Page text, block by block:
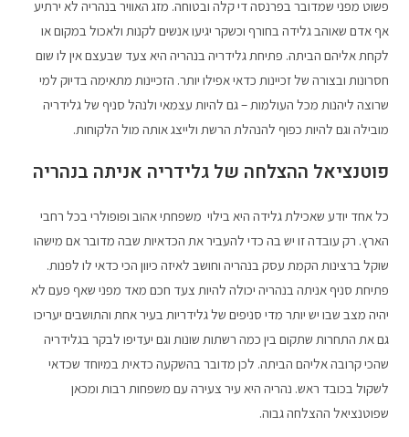
פשוט מפני שמדובר בפרנסה די קלה ובטוחה. מזג האוויר בנהריה לא ירתיע
אף אדם שאוהב גלידה בחורף וכשקר יגיעו אנשים לקנות ולאכול במקום או
לקחת אליהם הביתה. פתיחת גלידריה בנהריה היא צעד שבעצם אין לו שום
חסרונות ובצורה של זכיינות כדאי אפילו יותר. הזכיינות מתאימה בדיוק למי
שרוצה ליהנות מכל העולמות – גם להיות עצמאי ולנהל סניף של גלידריה
מובילה וגם להיות כפוף להנהלת הרשת ולייצג אותה מול הלקוחות.
פוטנציאל ההצלחה של גלידריה אניתה בנהריה
כל אחד יודע שאכילת גלידה היא בילוי משפחתי אהוב ופופולרי בכל רחבי
הארץ. רק עובדה זו יש בה כדי להעביר את הכדאיות שבה מדובר אם מישהו
שוקל ברצינות הקמת עסק בנהריה וחושב לאיזה כיוון הכי כדאי לו לפנות.
פתיחת סניף אניתה בנהריה יכולה להיות צעד חכם מאד מפני שאף פעם לא
יהיה מצב שבו יש יותר מדי סניפים של גלידריות בעיר אחת והתושבים יעריכו
גם את התחרות שתקום בין כמה רשתות שונות וגם יעדיפו לבקר בגלידריה
שהכי קרובה אליהם הביתה. לכן מדובר בהשקעה כדאית במיוחד שכדאי
לשקול בכובד ראש. נהריה היא עיר צעירה עם משפחות רבות ומכאן
שפוטנציאל ההצלחה גבוה.